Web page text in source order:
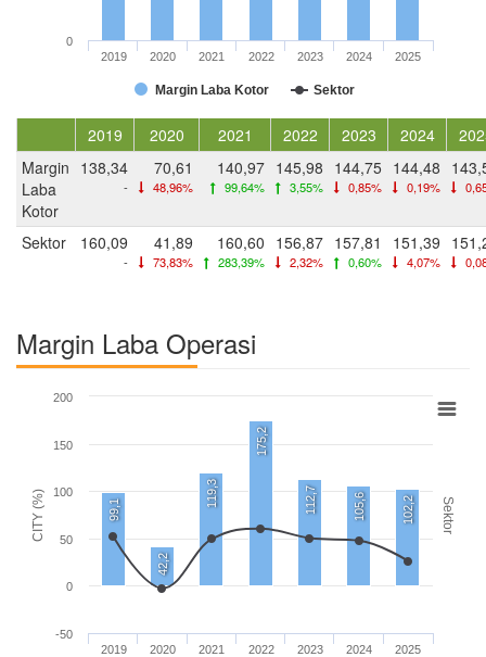
Margin Laba Kotor Sektor
2019 2020 2021 2022 2023 2024 2025
0
2019 2020 2021 2022 2023 2024
Margin
Laba
Kotor
138,34
-
70,61
48,96%
140,97
99,64%
145,98
3,55%
144,75
0,85%
144,48
0,19%
Sektor 160,09
-
41,89
73,83%
160,60
283,39%
156,87
2,32%
157,81
0,60%
151,39
4,07%
Margin Laba Operasi
CITY (%) Sektor
99,1
42,2
119,3
175,2
112,7
105,6 102,2
2019 2020 2021 2022 2023 2024 2025
-50
0
50
100
150
200